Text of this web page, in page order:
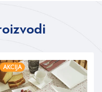
AKCIJA